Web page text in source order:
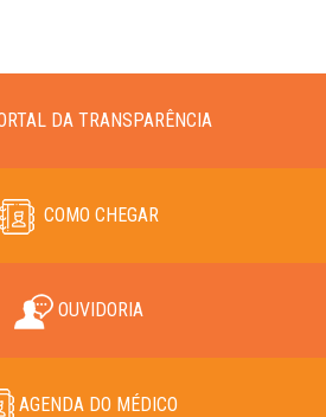
DA TRANSPARÊNCIA
COMO CHEGAR
OUVIDORIA
AGENDA DO MÉDICO